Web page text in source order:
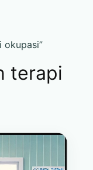
okupasi”
terapi